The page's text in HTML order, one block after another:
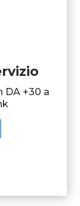
DA +30 a